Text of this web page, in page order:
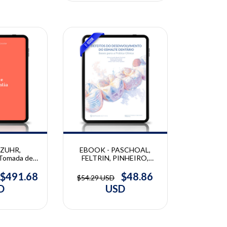
de
e
| Otto
$491.68
EBOOK - PASCHOAL,
FELTRIN, PINHEIRO,
Desenvolvimento do
Esmalte Dentário | Marco
Paschoal, Juliana Feltrin,
$54.29 USD
$48.86
USD